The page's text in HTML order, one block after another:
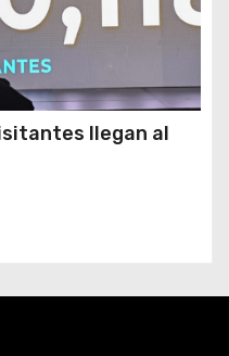
llegan al